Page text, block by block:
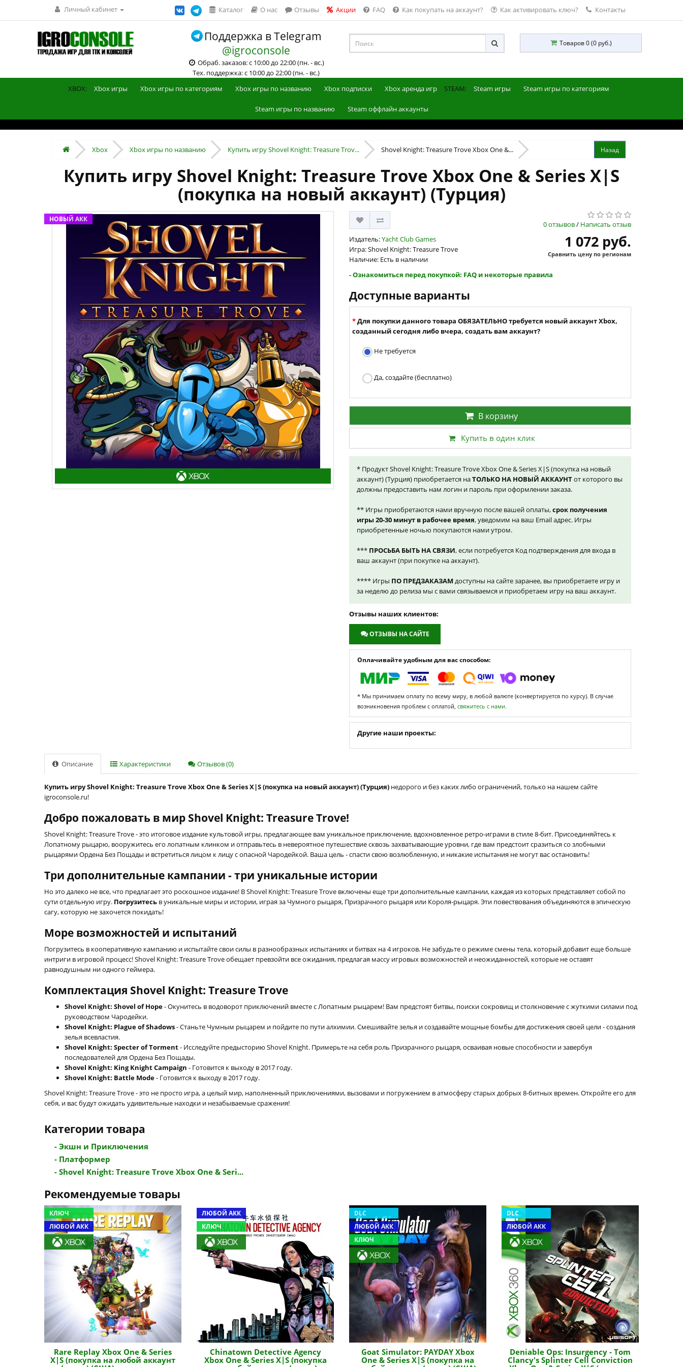
Личный кабинет Каталог О нас Отзывы Акции FAQ Как покупать на аккаунт? Как активировать ключ? Контакты
Поддержка в Telegram
@igroconsole
Обраб. заказов: с 10:00 до 22:00 (пн. - вс.)
Тех. поддержка: с 10:00 до 22:00 (пн. - вс.)
Товаров 0 (0 руб.)
XBOX: Xbox игры Xbox игры по категориям Xbox игры по названию Xbox подписки Xbox аренда игр STEAM: Steam игры Steam игры по категориям
Steam игры по названию Steam оффлайн аккаунты
Xbox Xbox игры по названию Купить игру Shovel Knight: Treasure Trov... Shovel Knight: Treasure Trove Xbox One &...
Купить игру Shovel Knight: Treasure Trove Xbox One & Series X|S
(покупка на новый аккаунт) (Турция)
НОВЫЙ АКК
0 отзывов/ Написать отзыв
Издатель:Yacht Club Games
Игра: Shovel Knight: Treasure Trove
Наличие: Есть в наличии
1 072 руб.
Сравнить цену по регионам
- Ознакомиться перед покупкой: FAQ и некоторые правила
Доступные варианты
Для покупки данного товара ОБЯЗАТЕЛЬНО требуется новый аккаунт Xbox,
созданный сегодня либо вчера, создать вам аккаунт?
Не требуется
Да, создайте (бесплатно)
В корзину
Купить в один клик
* Продукт Shovel Knight: Treasure Trove Xbox One & Series X|S (покупка на новый
аккаунт) (Турция) приобретается наТОЛЬКО НА НОВЫЙ АККАУНТот которого вы
должны предоставить нам логин и пароль при оформлении заказа.
** Игры приобретаются нами вручную после вашей оплаты,срок получения
игры 20-30 минут в рабочее время, уведомим на ваш Email адрес. Игры
приобретенные ночью покупаются нами утром.
*** ПРОСЬБА БЫТЬ НА СВЯЗИ, если потребуется Код подтверждения для входа в
ваш аккаунт (при покупке на аккаунт).
**** Игры ПО ПРЕДЗАКАЗАМ доступны на сайте заранее, вы приобретаете игру и
за неделю до релиза мы с вами связываемся и приобретаем игру на ваш аккаунт.
Отзывы наших клиентов:
ОТЗЫВЫ НА САЙТЕ
Оплачивайте удобным для вас способом:
* Мы принимаем оплату по всему миру, в любой валюте (конвертируется по курсу). В случае
возникновения проблем с оплатой, свяжитесь с нами.
Другие наши проекты:
Описание Характеристики Отзывов (0)
Купить игру Shovel Knight: Treasure Trove Xbox One & Series X|S (покупка на новый аккаунт) (Турция) недорого и без каких либо ограничений, только на нашем сайте
igroconsole.ru!
Добро пожаловать в мир Shovel Knight: Treasure Trove!
Shovel Knight: Treasure Trove - это итоговое издание культовой игры, предлагающее вам уникальное приключение, вдохновленное ретро-играми в стиле 8-бит. Присоединяйтесь к
Лопатному рыцарю, вооружитесь его лопатным клинком и отправьтесь в невероятное путешествие сквозь захватывающие уровни, где вам предстоит сразиться со злобными
рыцарями Ордена Без Пощады и встретиться лицом к лицу с опасной Чародейкой. Ваша цель - спасти свою возлюбленную, и никакие испытания не могут вас остановить!
Три дополнительные кампании - три уникальные истории
Но это далеко не все, что предлагает это роскошное издание! В Shovel Knight: Treasure Trove включены еще три дополнительные кампании, каждая из которых представляет собой по
сути отдельную игру. Погрузитесь в уникальные миры и истории, играя за Чумного рыцаря, Призрачного рыцаря или Короля-рыцаря. Эти повествования объединяются в эпическую
сагу, которую не захочется покидать!
Море возможностей и испытаний
Погрузитесь в кооперативную кампанию и испытайте свои силы в разнообразных испытаниях и битвах на 4 игроков. Не забудьте о режиме смены тела, который добавит еще больше
интриги в игровой процесс! Shovel Knight: Treasure Trove обещает превзойти все ожидания, предлагая массу игровых возможностей и неожиданностей, которые не оставят
равнодушным ни одного геймера.
Комплектация Shovel Knight: Treasure Trove
Shovel Knight: Shovel of Hope- Окунитесь в водоворот приключений вместе с Лопатным рыцарем! Вам предстоят битвы, поиски сокровищ и столкновение с жуткими силами под
руководством Чародейки.
Shovel Knight: Plague of Shadows- Станьте Чумным рыцарем и пойдите по пути алхимии. Смешивайте зелья и создавайте мощные бомбы для достижения своей цели - создания
зелья всевластия.
Shovel Knight: Specter of Torment- Исследуйте предысторию Shovel Knight. Примерьте на себя роль Призрачного рыцаря, осваивая новые способности и завербуя
последователей для Ордена Без Пощады.
Shovel Knight: King Knight Campaign - Готовится к выходу в 2017 году.
Shovel Knight: Battle Mode- Готовится к выходу в 2017 году.
Shovel Knight: Treasure Trove - это не просто игра, а целый мир, наполненный приключениями, вызовами и погружением в атмосферу старых добрых 8-битных времен. Откройте его для
себя, и вас будут ожидать удивительные находки и незабываемые сражения!
Категории товара
- Экшн и Приключения
- Платформер
- Shovel Knight: Treasure Trove Xbox One & Seri...
Рекомендуемые товары
КЛЮЧ
ЛЮБОЙ АКК
Rare Replay Xbox One & Series
X|S (покупка на любой аккаунт
ЛЮБОЙ АКК
КЛЮЧ
Chinatown Detective Agency
Xbox One & Series X|S (покупка
DLC
ЛЮБОЙ АКК
КЛЮЧ
Goat Simulator: PAYDAY Xbox
One & Series X|S (покупка на
DLC
ЛЮБОЙ АКК
Deniable Ops: Insurgency - Tom
Clancy's Splinter Cell Conviction